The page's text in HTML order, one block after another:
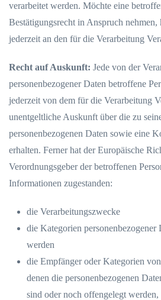
verarbeitet werden. Möchte eine
Bestätigungsrecht in Anspruch nehmen,
jederzeit an den für die Verarbeitung
Recht auf Auskunft: Jede von der
personenbezogener Daten betroffene
jederzeit von dem für die Verarbeitung
unentgeltliche Auskunft über die zu
personenbezogenen Daten sowie eine
erhalten. Ferner hat der Europäische
Verordnungsgeber der betroffenen
Informationen zugestanden:
die Verarbeitungszwecke
die Kategorien personenbezogener
werden
die Empfänger oder Kategorien
denen die personenbezogenen
sind oder noch offengelegt werden,